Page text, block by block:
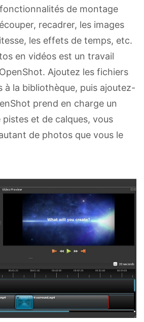
de montage
recadrer, les images
les effets de temps, etc.
en vidéos est un travail
Ajoutez les fichiers
à la bibliothèque, puis ajoutez-
prend en charge un
et de calques, vous
de photos que vous le